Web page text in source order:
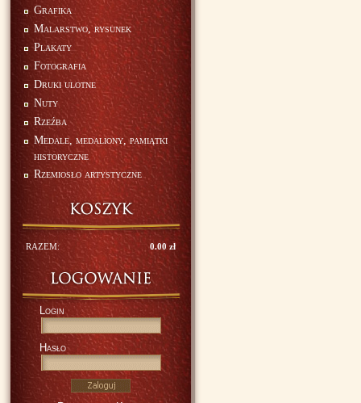
Grafika
Malarstwo, rysunek
Plakaty
Fotografia
Druki ulotne
Nuty
Rzeźba
Medale, medaliony, pamiątki
historyczne
Rzemiosło artystyczne
RAZEM: 0.00 zł
Login
Hasło